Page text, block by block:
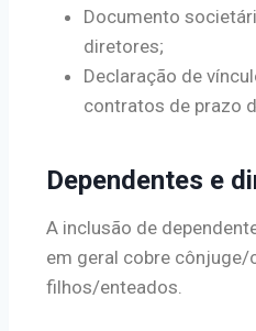
Documento
diretores;
Declaração de
contratos de prazo
Dependentes e
A inclusão de
em geral cobre cônjuge/
filhos/enteados.